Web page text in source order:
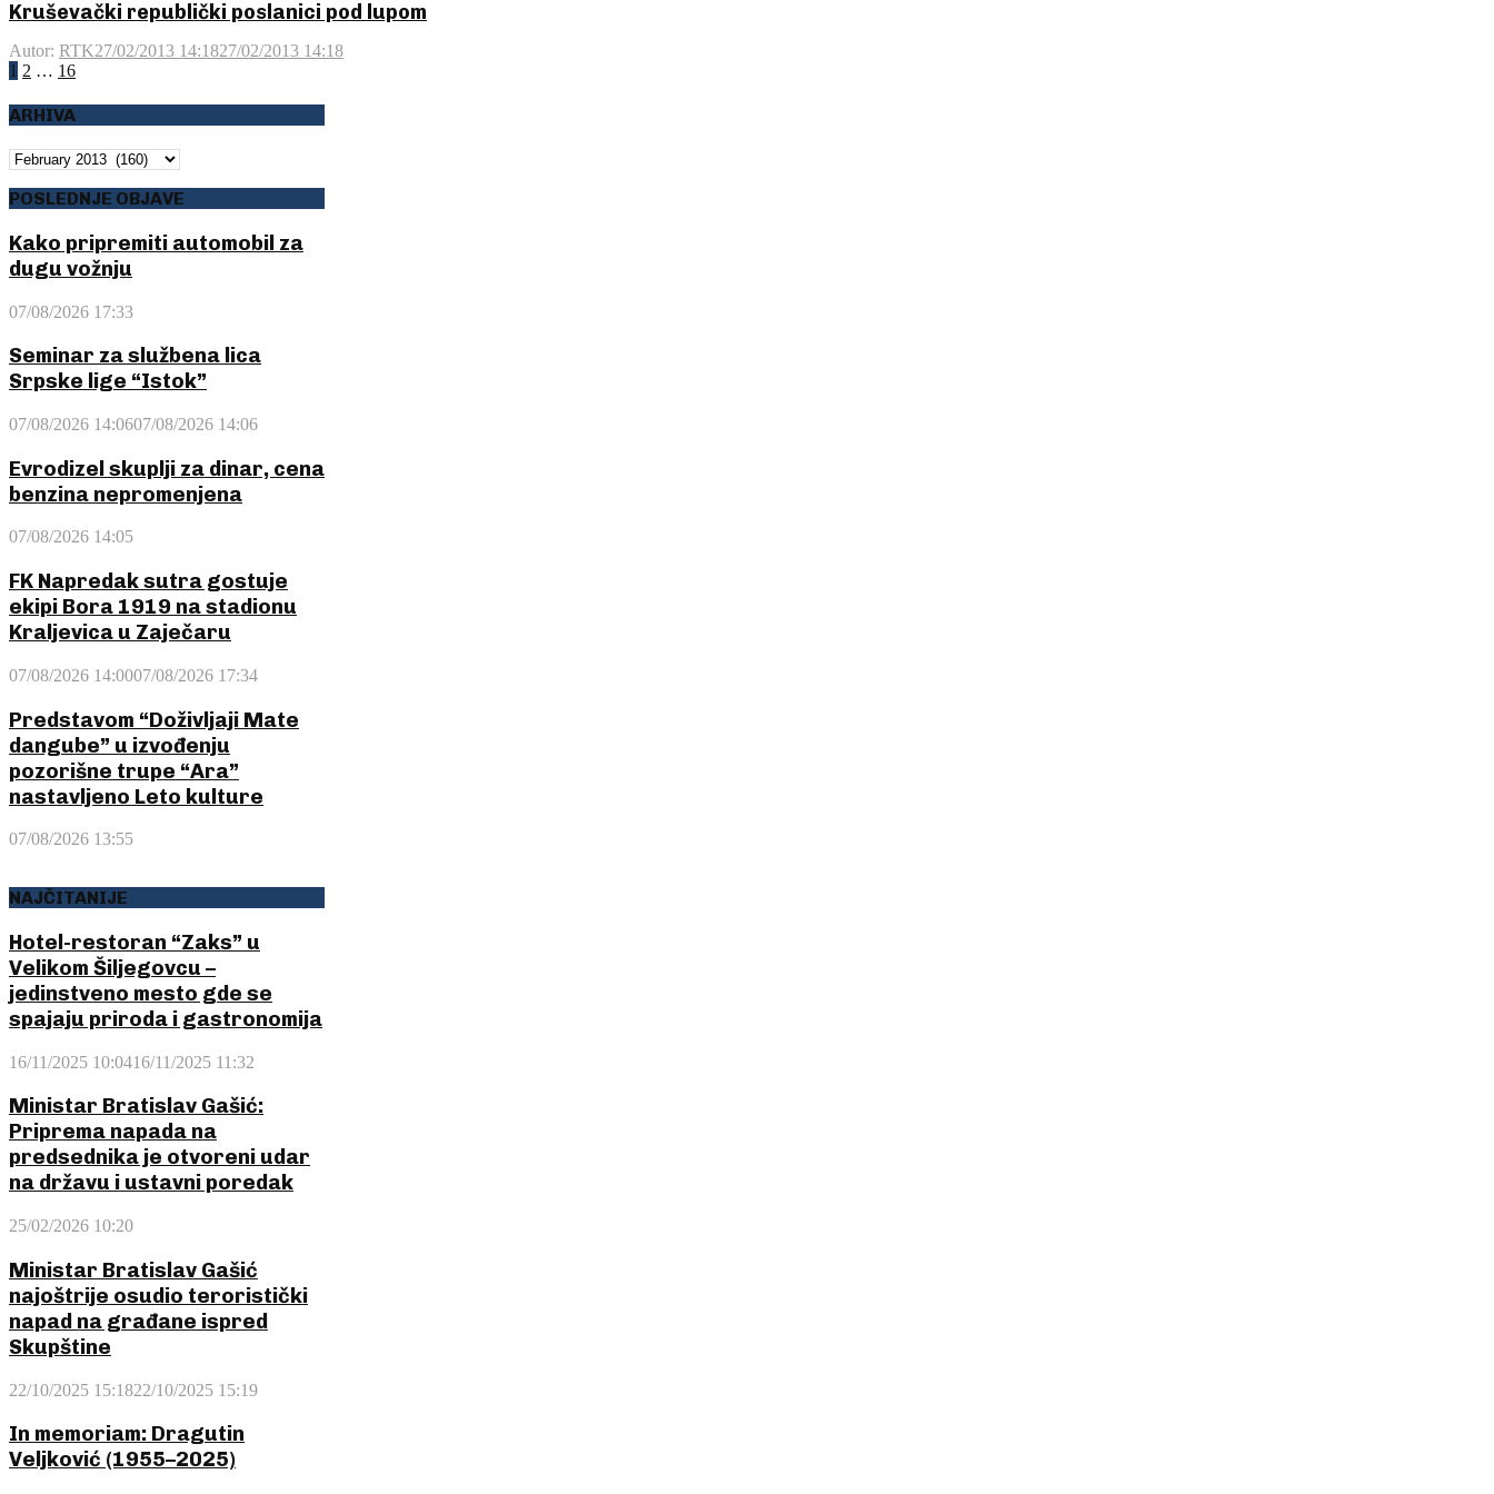
Kruševački republički poslanici pod lupom
Autor: RTK27/02/2013 14:1827/02/2013 14:18
Posts
pagination
1 2 … 16
ARHIVA
ARHIVA
POSLEDNJE OBJAVE
Kako pripremiti automobil za
dugu vožnju
07/08/2026 17:33
Seminar za službena lica
Srpske lige “Istok”
07/08/2026 14:0607/08/2026 14:06
Evrodizel skuplji za dinar, cena
benzina nepromenjena
07/08/2026 14:05
FK Napredak sutra gostuje
ekipi Bora 1919 na stadionu
Kraljevica u Zaječaru
07/08/2026 14:0007/08/2026 17:34
Predstavom “Doživljaji Mate
dangube” u izvođenju
pozorišne trupe “Ara”
nastavljeno Leto kulture
07/08/2026 13:55
NAJČITANIJE
Hotel-restoran “Zaks” u
Velikom Šiljegovcu –
jedinstveno mesto gde se
spajaju priroda i gastronomija
16/11/2025 10:0416/11/2025 11:32
Ministar Bratislav Gašić:
Priprema napada na
predsednika je otvoreni udar
na državu i ustavni poredak
25/02/2026 10:20
Ministar Bratislav Gašić
najoštrije osudio teroristički
napad na građane ispred
Skupštine
22/10/2025 15:1822/10/2025 15:19
In memoriam: Dragutin
Veljković (1955–2025)